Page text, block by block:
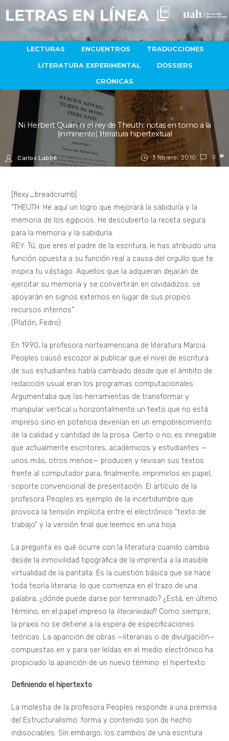
Portada Autores Artículos Contacto Quiénes Somos
LECTURAS ENCUENTROS TRADUCCIONES
LITERATURA EXPERIMENTAL DOSSIERS
CRÓNICAS
3 febrero, 2010
Ni Herbert Quain ni el rey de Theuth: notas en torno a la
(inminente) literatura hipertextual
Carlos Labbé 0
[flexy_breadcrumb]
“THEUTH: He aquí un logro que mejorará la sabiduría y la
memoria de los egipcios. He descubierto la receta segura
para la memoria y la sabiduría.
REY: Tú, que eres el padre de la escritura, le has atribuido una
función opuesta a su función real a causa del orgullo que te
inspira tu vástago. Aquellos que la adquieran dejarán de
ejercitar su memoria y se convertirán en olvidadizos; se
apoyarán en signos externos en lugar de sus propios
recursos internos”
(Platón, Fedro)
En 1990, la profesora norteamericana de literatura Marcia
Peoples causó escozor al publicar que el nivel de escritura
de sus estudiantes había cambiado desde que el ámbito de
redacción usual eran los programas computacionales.
Argumentaba que las herramientas de transformar y
manipular vertical u horizontalmente un texto que no está
impreso sino en potencia devenían en un empobrecimiento
de la calidad y cantidad de la prosa. Cierto o no, es innegable
que actualmente escritores, académicos y estudiantes —
unos más, otros menos— producen y revisan sus textos
frente al computador para, finalmente, imprimirlos en papel,
soporte convencional de presentación. El artículo de la
profesora Peoples es ejemplo de la incertidumbre que
provoca la tensión implícita entre el electrónico “texto de
trabajo” y la versión final que leemos en una hoja.
La pregunta es qué ocurre con la literatura cuando cambia
desde la inmovilidad tipográfica de la imprenta a la inasible
virtualidad de la pantalla. Es la cuestión básica que se hace
toda teoría literaria: lo que comienza en el trazo de una
palabra, ¿dónde puede darse por terminado? ¿Está, en último
término, en el papel impreso la literariedad? Como siempre,
la praxis no se detiene a la espera de especificaciones
teóricas. La aparición de obras —literarias o de divulgación—
compuestas en y para ser leídas en el medio electrónico ha
propiciado la aparición de un nuevo término: el hipertexto.
Definiendo el hipertexto
La molestia de la profesora Peoples responde a una premisa
del Estructuralismo: forma y contenido son de hecho
indisociables. Sin embargo, los cambios de una escritura